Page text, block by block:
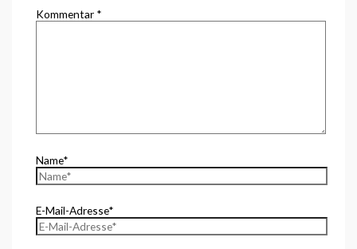
Kommentar *
Name*
E-Mail-Adresse*